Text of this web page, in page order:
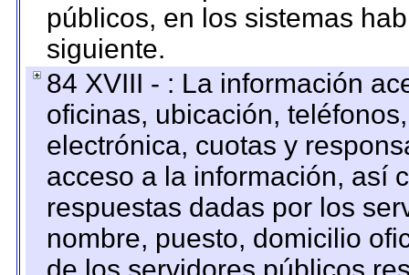
públicos, en los sistemas
siguiente.
84 XVIII - : La información
oficinas, ubicación,
electrónica, cuotas y
acceso a la información, así
respuestas dadas por los
nombre, puesto, domicilio